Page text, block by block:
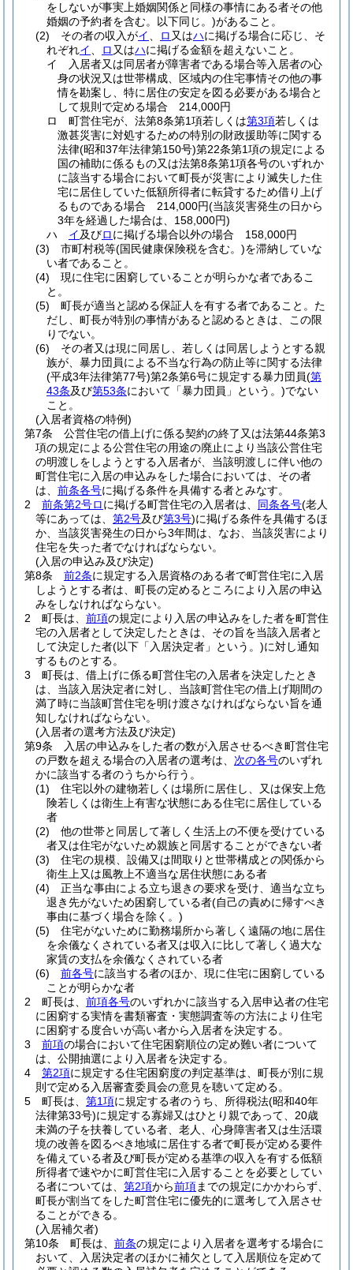
をしないが事実上婚姻関係と同様の事情にある者その他
婚姻の予約者を含む。以下同じ。)があること。
(2)
その者の収入がイ ロ 又はハに掲げる場合に応じ、そ
れぞれイ ロ 又はハに掲げる金額を超えないこと。
イ
入居者又は同居者が障害者である場合等入居者の心
身の状況又は世帯構成、区域内の住宅事情その他の事
情を勘案し、特に居住の安定を図る必要がある場合と
して規則で定める場合 214,000円
ロ
町営住宅が、法第8条第1項若しくは第3項若しくは
激甚災害に対処するための特別の財政援助等に関する
法律(昭和37年法律第150号)第22条第1項の規定による
国の補助に係るもの又は法第8条第1項各号のいずれか
に該当する場合において町長が災害により滅失した住
宅に居住していた低額所得者に転貸するため借り上げ
るものである場合 214,000円(当該災害発生の日から
3年を経過した場合は、158,000円)
ハ
イ及びロに掲げる場合以外の場合 158,000円
(3)
市町村税等(国民健康保険税を含む。)を滞納していな
い者であること。
(4)
現に住宅に困窮していることが明らかな者であるこ
と。
(5)
町長が適当と認める保証人を有する者であること。 た
だし、町長が特別の事情があると認めるときは、この限
りでない。
(6)
その者又は現に同居し、若しくは同居しようとする親
族が、暴力団員による不当な行為の防止等に関する法律
(平成3年法律第77号)第2条第6号に規定する暴力団員(第
43条及び第53条において「暴力団員」という。)でない
こと。
(入居者資格の特例)
第7条
公営住宅の借上げに係る契約の終了又は法第44条第3
項の規定による公営住宅の用途の廃止により当該公営住宅
の明渡しをしようとする入居者が、当該明渡しに伴い他の
町営住宅に入居の申込みをした場合においては、その者
は、 前条各号に掲げる条件を具備する者とみなす。
2
前条第2号ロに掲げる町営住宅の入居者は、 同条各号(老人
等にあっては、 第2号及び第3号)に掲げる条件を具備するほ
か、当該災害発生の日から3年間は、なお、当該災害により
住宅を失った者でなければならない。
(入居の申込み及び決定)
第8条
前2条に規定する入居資格のある者で町営住宅に入居
しようとする者は、町長の定めるところにより入居の申込
みをしなければならない。
2
町長は、 前項の規定により入居の申込みをした者を町営住
宅の入居者として決定したときは、その旨を当該入居者と
して決定した者(以下「入居決定者」という。)に対し通知
するものとする。
3
町長は、借上げに係る町営住宅の入居者を決定したとき
は、当該入居決定者に対し、当該町営住宅の借上げ期間の
満了時に当該町営住宅を明け渡さなければならない旨を通
知しなければならない。
(入居者の選考方法及び決定)
第9条
入居の申込みをした者の数が入居させるべき町営住宅
の戸数を超える場合の入居者の選考は、 次の各号のいずれ
かに該当する者のうちから行う。
(1)
住宅以外の建物若しくは場所に居住し、又は保安上危
険若しくは衛生上有害な状態にある住宅に居住している
者
(2)
他の世帯と同居して著しく生活上の不便を受けている
者又は住宅がないため親族と同居することができない者
(3)
住宅の規模、設備又は間取りと世帯構成との関係から
衛生上又は風教上不適当な居住状態にある者
(4)
正当な事由による立ち退きの要求を受け、適当な立ち
退き先がないため困窮している者(自己の責めに帰すべき
事由に基づく場合を除く。)
(5)
住宅がないために勤務場所から著しく遠隔の地に居住
を余儀なくされている者又は収入に比して著しく過大な
家賃の支払を余儀なくされている者
(6)
前各号に該当する者のほか、現に住宅に困窮している
ことが明らかな者
2
町長は、 前項各号のいずれかに該当する入居申込者の住宅
に困窮する実情を書類審査・実態調査等の方法により住宅
に困窮する度合いが高い者から入居者を決定する。
3
前項の場合において住宅困窮順位の定め難い者について
は、公開抽選により入居者を決定する。
4
第2項に規定する住宅困窮度の判定基準は、町長が別に規
則で定める入居審査委員会の意見を聴いて定める。
5
町長は、 第1項に規定する者のうち、所得税法(昭和40年
法律第33号)に規定する寡婦又はひとり親であって、20歳
未満の子を扶養している者、老人、心身障害者又は生活環
境の改善を図るべき地域に居住する者で町長が定める要件
を備えている者及び町長が定める基準の収入を有する低額
所得者で速やかに町営住宅に入居することを必要としてい
る者については、 第2項から前項までの規定にかかわらず、
町長が割当てをした町営住宅に優先的に選考して入居させ
ることができる。
(入居補欠者)
第10条
町長は、 前条の規定により入居者を選考する場合に
おいて、入居決定者のほかに補欠として入居順位を定めて